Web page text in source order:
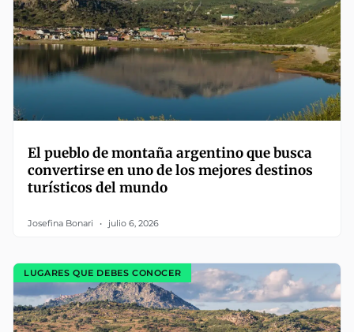
El pueblo de montaña argentino que busca
convertirse en uno de los mejores destinos
turísticos del mundo
Josefina Bonari julio 6, 2026
LUGARES QUE DEBES CONOCER